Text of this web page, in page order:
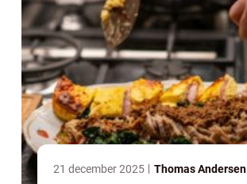
21 december 2025 Thomas Andersen